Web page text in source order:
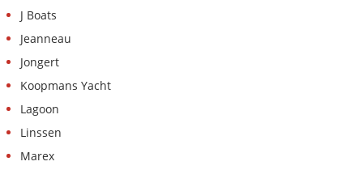
J Boats
Jeanneau
Jongert
Koopmans Yacht
Lagoon
Linssen
Marex